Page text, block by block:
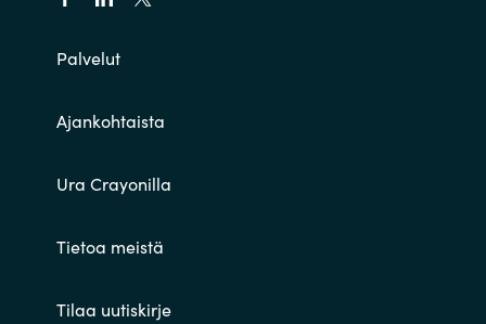
Palvelut
Ajankohtaista
Ura Crayonilla
Tietoa meistä
Tilaa uutiskirje